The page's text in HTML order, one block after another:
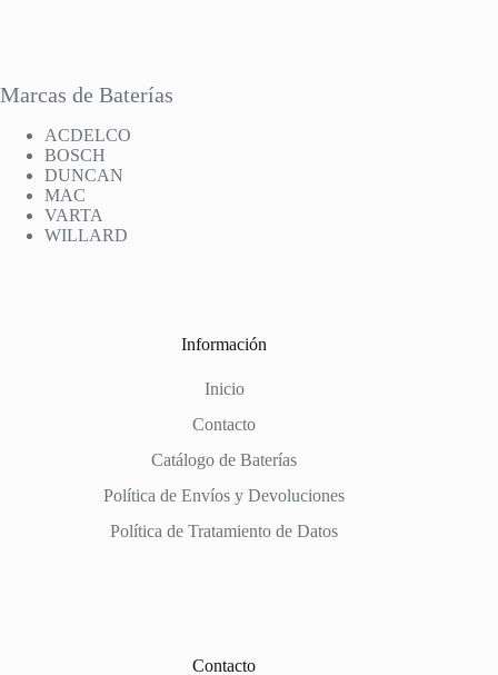
Marcas de Baterías
ACDELCO
BOSCH
DUNCAN
MAC
VARTA
WILLARD
Información
Inicio
Contacto
Catálogo de Baterías
Política de Envíos y Devoluciones
Política de Tratamiento de Datos
Contacto